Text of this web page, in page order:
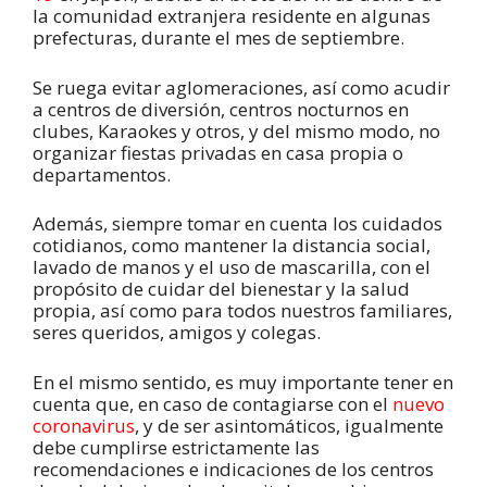
la comunidad extranjera residente en algunas
prefecturas, durante el mes de septiembre.
Se ruega evitar aglomeraciones, así como acudir
a centros de diversión, centros nocturnos en
clubes, Karaokes y otros, y del mismo modo, no
organizar fiestas privadas en casa propia o
departamentos.
Además, siempre tomar en cuenta los cuidados
cotidianos, como mantener la distancia social,
lavado de manos y el uso de mascarilla, con el
propósito de cuidar del bienestar y la salud
propia, así como para todos nuestros familiares,
seres queridos, amigos y colegas.
En el mismo sentido, es muy importante tener en
cuenta que, en caso de contagiarse con el nuevo
coronavirus, y de ser asintomáticos, igualmente
debe cumplirse estrictamente las
recomendaciones e indicaciones de los centros